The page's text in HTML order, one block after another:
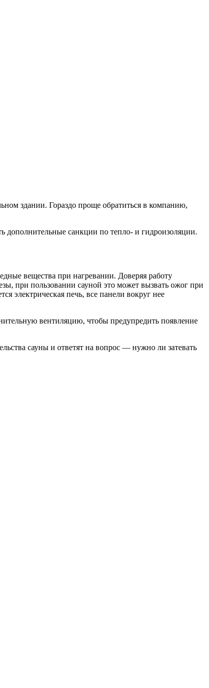
здании. Гораздо проще обратиться в компанию,
дополнительные санкции по тепло- и гидроизоляции.
вещества при нагревании. Доверяя работу
при пользовании сауной это может вызвать ожог при
электрическая печь, все панели вокруг нее
вентиляцию, чтобы предупредить появление
сауны и ответят на вопрос — нужно ли затевать